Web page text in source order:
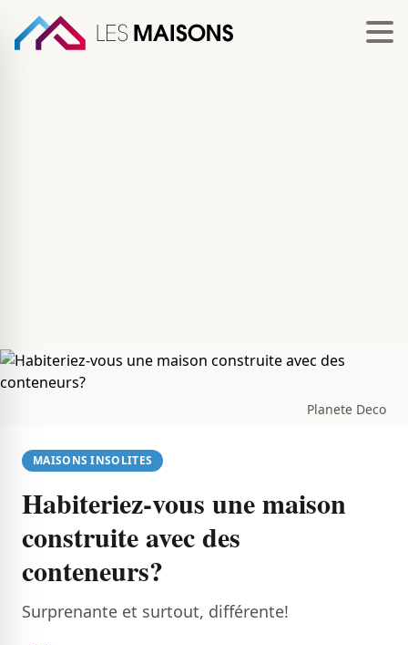
Planete Deco
MAISONS INSOLITES
Habiteriez-vous une maison
construite avec des
conteneurs?
Surprenante et surtout, différente!